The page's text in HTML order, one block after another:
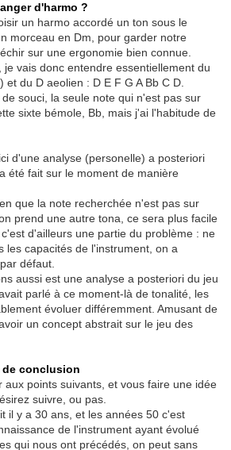
d'harmo ?
un harmo accordé un ton sous le
morceau en Dm, pour garder notre
sur une ergonomie bien connue.
je vais donc entendre essentiellement du
et du D aeolien : D E F G A Bb C D.
souci, la seule note qui n'est pas sur
sixte bémole, Bb, mais j'ai l'habitude de
d'une analyse (personelle) a posteriori
été fait sur le moment de manière
que la note recherchée n'est pas sur
prend une autre tona, ce sera plus facile
d'ailleurs une partie du problème : ne
les capacités de l'instrument, on a
défaut.
aussi est une analyse a posteriori du jeu
parlé à ce moment-là de tonalité, les
évoluer différemment. Amusant de
un concept abstrait sur le jeu des
de conclusion
aux points suivants, et vous faire une idée
suivre, ou pas.
il y a 30 ans, et les années 50 c'est
de l'instrument ayant évolué
qui nous ont précédés, on peut sans